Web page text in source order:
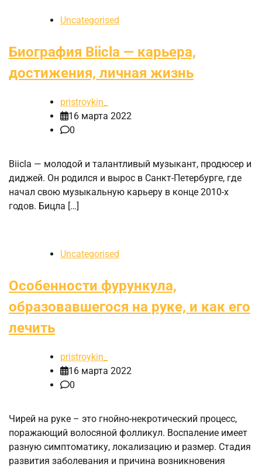
Uncategorised
Биография Biicla — карьера,
достижения, личная жизнь
pristroykin_
16 марта 2022
0
Biicla — молодой и талантливый музыкант, продюсер и
диджей. Он родился и вырос в Санкт-Петербурге, где
начал свою музыкальную карьеру в конце 2010-х
годов. Бицла […]
Uncategorised
Особенности фурункула,
образовавшегося на руке, и как его
лечить
pristroykin_
16 марта 2022
0
Чирей на руке – это гнойно-некротический процесс,
поражающий волосяной фолликул. Воспаление имеет
разную симптоматику, локализацию и размер. Стадия
развития заболевания и причина возникновения